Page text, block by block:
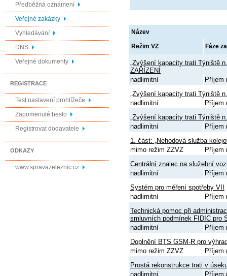
Předběžná oznámení
Veřejné zakázky
Vyhledávání
DNS
Veřejné dokumenty
REGISTRACE
Test nastavení prohlížeče
Zapomenuté heslo
Registrovat dodavatele
ODKAZY
www.spravazeleznic.cz
Název
Režim VZ Fáze
„Zvýšení kapacity trati Týniště
ZAŘÍZENÍ
nadlimitní
Příjem
„Zvýšení kapacity trati Týniště
nadlimitní
Příjem
„Zvýšení kapacity trati Týniště
nadlimitní
Příjem
1. část: „Nehodová služba
mimo režim ZZVZ
Příjem
Centrální znalec na služební
nadlimitní
Příjem
Systém pro měření spotřeby VII
nadlimitní
Příjem
Technická pomoc při
smluvních podmínek FIDIC pro
nadlimitní
Příjem
Doplnění BTS GSM-R pro
mimo režim ZZVZ
Příjem
Prostá rekonstrukce trati v
nadlimitní
Příjem